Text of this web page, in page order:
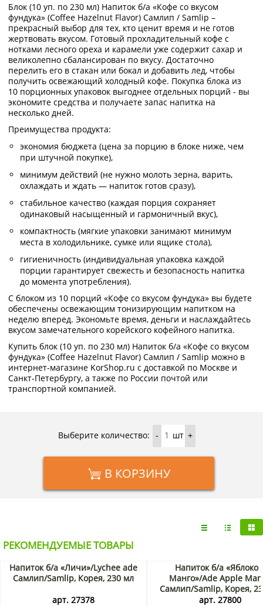
Блок (10 уп. по 230 мл) Напиток б/а «Кофе со вкусом
фундука» (Coffee Hazelnut Flavor) Самлип / Samlip –
прекрасный выбор для тех, кто ценит время и не готов
жертвовать вкусом. Готовый прохладительный кофе с
нотками лесного ореха и карамели уже содержит сахар и
великолепно сбалансирован по вкусу. Достаточно
перелить его в стакан или бокал и добавить лед, чтобы
получить освежающий холодный кофе. Покупка блока из
10 порционных упаковок выгоднее отдельных порций - вы
экономите средства и получаете запас напитка на
несколько дней.
Преимущества продукта:
экономия бюджета (цена за порцию в блоке ниже, чем
при штучной покупке),
минимум действий (не нужно молоть зерна, варить,
охлаждать и ждать — напиток готов сразу),
стабильное качество (каждая порция сохраняет
одинаковый насыщенный и гармоничный вкус),
компактность (мягкие упаковки занимают минимум
места в холодильнике, сумке или ящике стола),
гигиеничность (индивидуальная упаковка каждой
порции гарантирует свежесть и безопасность напитка
до момента употребления).
С блоком из 10 порций «Кофе со вкусом фундука» вы будете
обеспечены освежающим тонизирующим напитком на
неделю вперед. Экономьте время, деньги и наслаждайтесь
вкусом замечательного корейского кофейного напитка.
Купить блок (10 уп. по 230 мл) Напиток б/а «Кофе со вкусом
фундука» (Coffee Hazelnut Flavor) Самлип / Samlip можно в
интернет-магазине KorShop.ru с доставкой по Москве и
Санкт-Петербургу, а также по России почтой или
транспортной компанией.
Выберите количество: - шт +
В КОРЗИНУ
РЕКОМЕНДУЕМЫЕ ТОВАРЫ
Напиток б/а «Личи»/Lychee ade
Самлип/Samlip, Корея, 230 мл
арт. 27378
Напиток б/а «Яблоко
Манго»/Ade Apple
Самлип/Samlip, Корея,
арт. 27800